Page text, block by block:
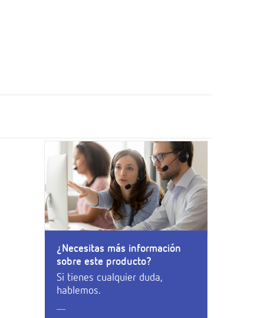
¿Necesitas más información
sobre este producto?
Si tienes cualquier duda,
hablemos.